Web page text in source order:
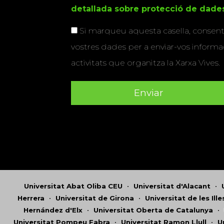
detallada sobre protecció de
Si marqueu aquesta casella,
vostres dades per a enviar-vos
activitats que organitza la Xarxa Vives.
Universitat Abat Oliba CEU • Universitat d'Alacant •
Herrera • Universitat de Girona • Universitat de les
Hernández d'Elx • Universitat Oberta de Catalunya •
Universitat Pompeu Fabra • Universitat Ramon Llull •